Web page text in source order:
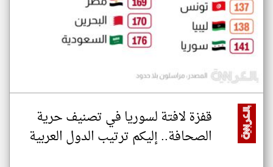
قفزة لافتة لسوريا في تصنيف حرية
الصحافة.. إليكم ترتيب الدول العربية